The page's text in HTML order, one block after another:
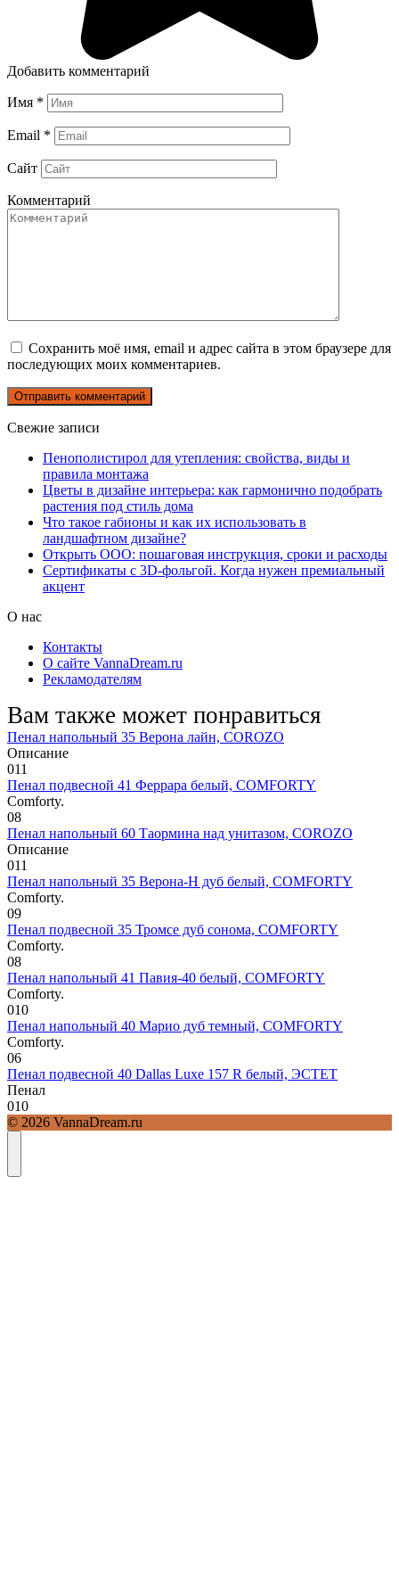
Добавить комментарий
Имя *
Email *
Сайт
Комментарий
Сохранить моё имя, email и адрес сайта в этом браузере для
последующих моих комментариев.
Свежие записи
Пенополистирол для утепления: свойства, виды и
правила монтажа
Цветы в дизайне интерьера: как гармонично подобрать
растения под стиль дома
Что такое габионы и как их использовать в
ландшафтном дизайне?
Открыть ООО: пошаговая инструкция, сроки и расходы
Сертификаты с 3D-фольгой. Когда нужен премиальный
акцент
О нас
Контакты
О сайте VannaDream.ru
Рекламодателям
Вам также может понравиться
Пенал напольный 35 Верона лайн, COROZO
Описание
011
Пенал подвесной 41 Феррара белый, COMFORTY
Comforty.
08
Пенал напольный 60 Таормина над унитазом, COROZO
Описание
011
Пенал напольный 35 Верона-Н дуб белый, COMFORTY
Comforty.
09
Пенал подвесной 35 Тромсе дуб сонома, COMFORTY
Comforty.
08
Пенал напольный 41 Павия-40 белый, COMFORTY
Comforty.
010
Пенал напольный 40 Марио дуб темный, COMFORTY
Comforty.
06
Пенал подвесной 40 Dallas Luxe 157 R белый, ЭСТЕТ
Пенал
010
© 2026 VannaDream.ru